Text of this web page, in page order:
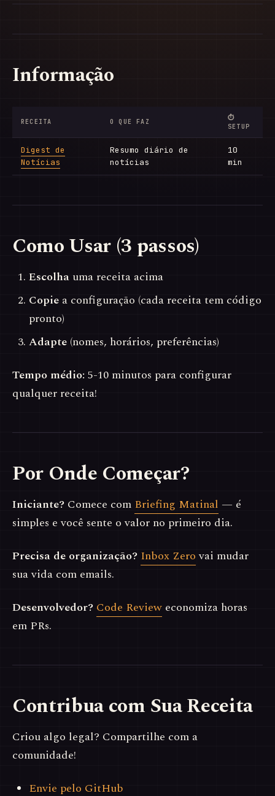
Informação
RECEITA O QUE FAZ
⏱
SETUP
Digest de
Notícias
Resumo diário de
notícias
10
min
Como Usar (3 passos)
Escolha uma receita acima
Copie a configuração (cada receita tem código
pronto)
Adapte (nomes, horários, preferências)
Tempo médio: 5-10 minutos para configurar
qualquer receita!
Por Onde Começar?
Iniciante? Comece com Briefing Matinal — é
simples e você sente o valor no primeiro dia.
Precisa de organização? Inbox Zerovai mudar
sua vida com emails.
Desenvolvedor? Code Review economiza horas
em PRs.
Contribua com Sua Receita
Criou algo legal? Compartilhe com a
comunidade!
Envie pelo GitHub